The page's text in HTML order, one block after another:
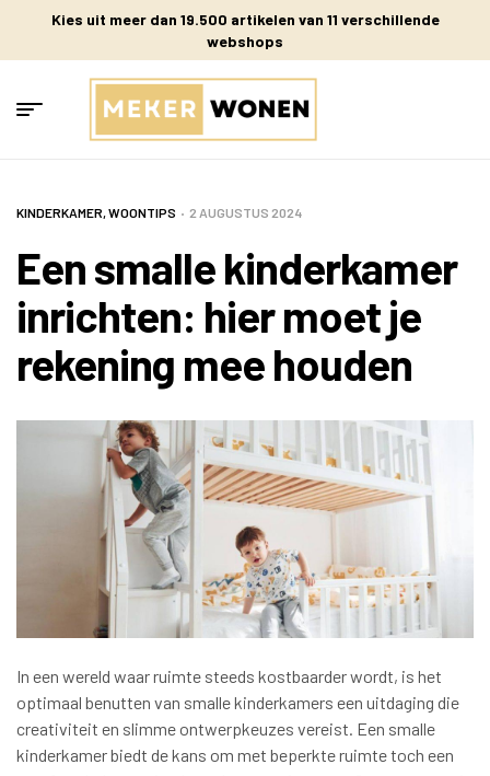
Kies uit meer dan 19.500 artikelen van 11 verschillende
webshops
KINDERKAMER,WOONTIPS 2 AUGUSTUS 2024
Een smalle kinderkamer
inrichten: hier moet je
rekening mee houden
In een wereld waar ruimte steeds kostbaarder wordt, is het
optimaal benutten van smalle kinderkamers een uitdaging die
creativiteit en slimme ontwerpkeuzes vereist. Een smalle
kinderkamer biedt de kans om met beperkte ruimte toch een